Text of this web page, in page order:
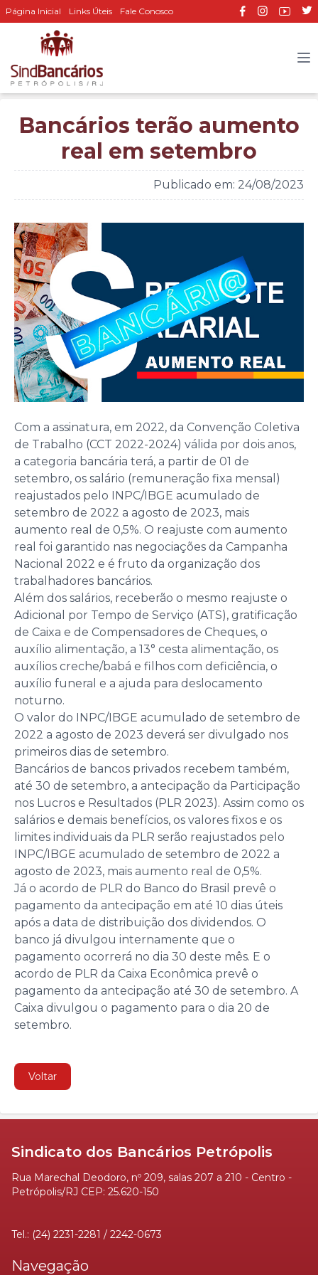
Página Inicial Links Úteis Fale Conosco
Bancários terão aumento
real em setembro
Publicado em: 24/08/2023
Com a assinatura, em 2022, da Convenção Coletiva
de Trabalho (CCT 2022-2024) válida por dois anos,
a categoria bancária terá, a partir de 01 de
setembro, os salário (remuneração fixa mensal)
reajustados pelo INPC/IBGE acumulado de
setembro de 2022 a agosto de 2023, mais
aumento real de 0,5%. O reajuste com aumento
real foi garantido nas negociações da Campanha
Nacional 2022 e é fruto da organização dos
trabalhadores bancários.
Além dos salários, receberão o mesmo reajuste o
Adicional por Tempo de Serviço (ATS), gratificação
de Caixa e de Compensadores de Cheques, o
auxílio alimentação, a 13° cesta alimentação, os
auxílios creche/babá e filhos com deficiência, o
auxílio funeral e a ajuda para deslocamento
noturno.
O valor do INPC/IBGE acumulado de setembro de
2022 a agosto de 2023 deverá ser divulgado nos
primeiros dias de setembro.
Bancários de bancos privados recebem também,
até 30 de setembro, a antecipação da Participação
nos Lucros e Resultados (PLR 2023). Assim como os
salários e demais benefícios, os valores fixos e os
limites individuais da PLR serão reajustados pelo
INPC/IBGE acumulado de setembro de 2022 a
agosto de 2023, mais aumento real de 0,5%.
Já o acordo de PLR do Banco do Brasil prevê o
pagamento da antecipação em até 10 dias úteis
após a data de distribuição dos dividendos. O
banco já divulgou internamente que o
pagamento ocorrerá no dia 30 deste mês. E o
acordo de PLR da Caixa Econômica prevê o
pagamento da antecipação até 30 de setembro. A
Caixa divulgou o pagamento para o dia 20 de
setembro.
Voltar
Sindicato dos Bancários Petrópolis
Rua Marechal Deodoro, nº 209, salas 207 a 210 - Centro -
Petrópolis/RJ CEP: 25.620-150
Tel.: (24) 2231-2281 / 2242-0673
Navegação